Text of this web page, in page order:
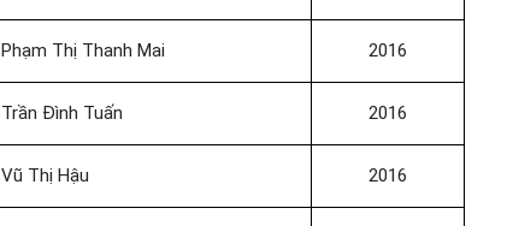
Phạm Thị Thanh Mai 2016
Trần Đình Tuấn 2016
Vũ Thị Hậu 2016